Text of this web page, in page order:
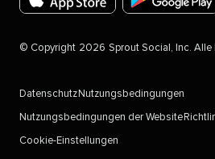
Sie
Sprout
Sie
Sprout
©​​ Copyright​​ 2026​​ Sprout Social, Inc. Alle
Datenschutz​​ Nutzungsbedingungen​​
Nutzungsbedingungen der Website​​
Cookie-Einstellungen